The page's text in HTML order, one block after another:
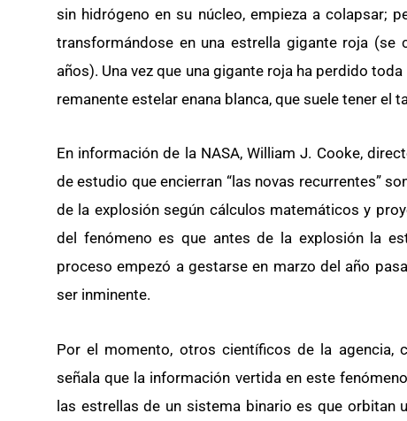
sin hidrógeno en su núcleo, empieza a colapsar;
transformándose en una estrella gigante roja
años). Una vez que una gigante roja ha perdido
remanente estelar enana blanca, que suele tener el
En información de la NASA, William J. Cooke,
de estudio que encierran “las novas recurrentes”
de la explosión según cálculos matemáticos y
del fenómeno es que antes de la explosión la
proceso empezó a gestarse en marzo del año
ser inminente.
Por el momento, otros científicos de la agencia,
señala que la información vertida en este
las estrellas de un sistema binario es que orbitan